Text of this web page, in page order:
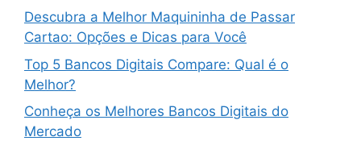
Descubra a Melhor Maquininha de Passar
Cartao: Opções e Dicas para Você
Top 5 Bancos Digitais Compare: Qual é o
Melhor?
Conheça os Melhores Bancos Digitais do
Mercado